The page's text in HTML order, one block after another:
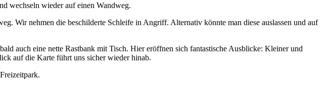
wechseln wieder auf einen Wandweg.
Wir nehmen die beschilderte Schleife in Angriff. Alternativ könnte man diese auslassen und auf
auch eine nette Rastbank mit Tisch. Hier eröffnen sich fantastische Ausblicke: Kleiner und
auf die Karte führt uns sicher wieder hinab.